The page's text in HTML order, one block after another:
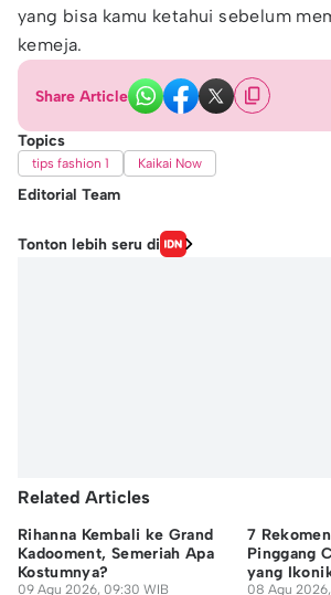
yang bisa kamu ketahui sebelum
kemeja.
Share Article
Topics
tips fashion 1 Kaikai Now
Editorial Team
Editor
Michael Richards
Tonton lebih seru di
Related Articles
Rihanna Kembali ke Grand
Kadooment, Semeriah Apa
Kostumnya?
09 Agu 2026, 09:30 WIB
7
Pinggang
yang
08 Agu 2026,